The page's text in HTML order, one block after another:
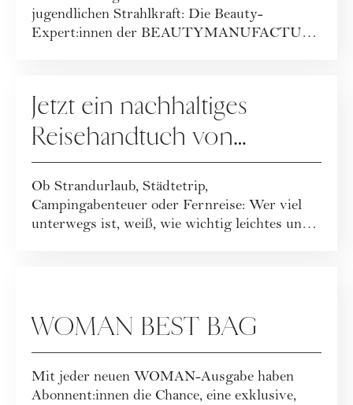
BEAUTYMANUFACTUR!
jugendlichen Strahlkraft: Die Beauty-
Expert:innen der BEAUTYMANUFACTUR
Jetzt ein nachhaltiges
Reisehandtuch von
Buvanha gewinnen
Ob Strandurlaub, Städtetrip,
Campingabenteuer oder Fernreise: Wer viel
unterwegs ist, weiß, wie wichtig leichtes und
WOMAN BEST BAG
Mit jeder neuen WOMAN-Ausgabe haben
Abonnent:innen die Chance, eine exklusive,